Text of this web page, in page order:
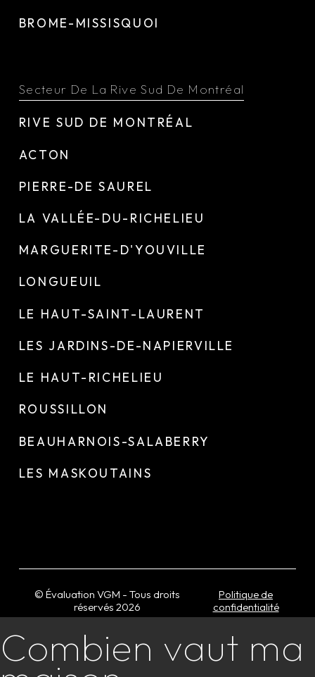
BROME-MISSISQUOI
Secteur De La Rive Sud De Montréal
RIVE SUD DE MONTRÉAL
ACTON
PIERRE-DE SAUREL
LA VALLÉE-DU-RICHELIEU
MARGUERITE-D'YOUVILLE
LONGUEUIL
LE HAUT-SAINT-LAURENT
LES JARDINS-DE-NAPIERVILLE
LE HAUT-RICHELIEU
ROUSSILLON
BEAUHARNOIS-SALABERRY
LES MASKOUTAINS
© Évaluation VGM - Tous droits
réservés 2026
Politique de
confidentialité
Combien vaut ma